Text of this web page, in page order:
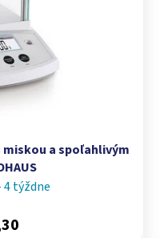
miskou a spoľahlivým
týždne